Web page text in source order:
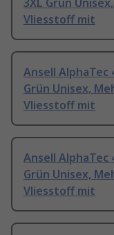
3XL Grün
Vliesstoff mit
Ansell AlphaTec
Grün Unisex,
Vliesstoff mit
Ansell AlphaTec
Grün Unisex,
Vliesstoff mit